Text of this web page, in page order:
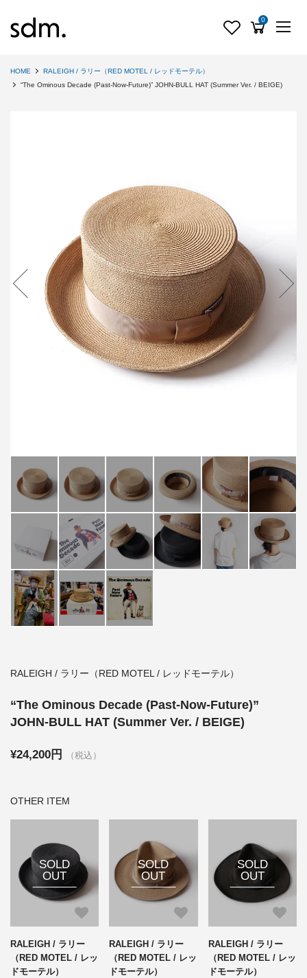
0
HOME
RALEIGH / ラリー（RED MOTEL / レッドモーテル）
“The Ominous Decade (Past-Now-Future)” JOHN-BULL HAT (Summer Ver. / BEIGE)
RALEIGH / ラリー（RED MOTEL / レッドモーテル）
“The Ominous Decade (Past-Now-Future)”
JOHN-BULL HAT (Summer Ver. / BEIGE)
¥24,200円 （税込）
OTHER ITEM
SOLD
OUT
RALEIGH / ラリー
（RED MOTEL / レッ
ドモーテル）
SOLD
OUT
RALEIGH / ラリー
（RED MOTEL / レッ
ドモーテル）
SOLD
OUT
RALEIGH / ラリー
（RED MOTEL / レッ
ドモーテル）